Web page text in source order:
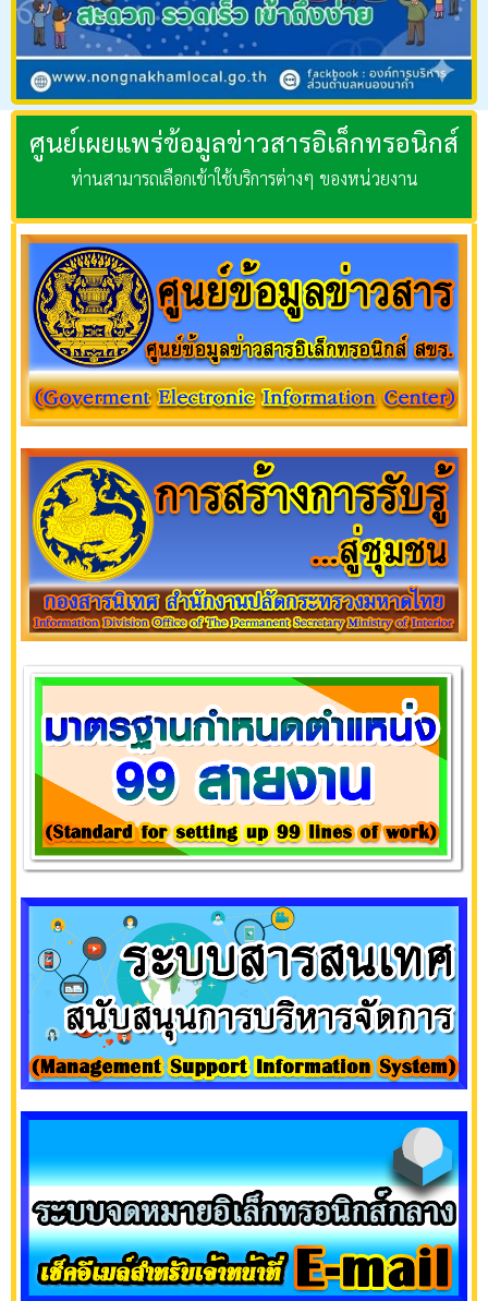
ศูนย์เผยแพร่ข้อมูลข่าวสารอิเล็กทรอนิกส์
ท่านสามารถเลือกเข้าใช้บริการต่างๆ ของหน่วยงาน